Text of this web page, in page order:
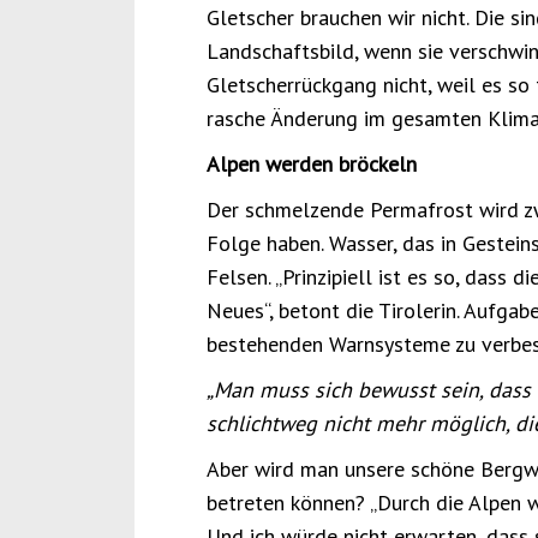
Gletscher brauchen wir nicht. Die
Landschaftsbild, wenn sie
Gletscherrückgang nicht, weil es
rasche Änderung im gesamten
Alpen werden bröckeln
Der schmelzende Permafrost wird
Folge haben. Wasser, das in
Felsen. „Prinzipiell ist es so, dass
Neues“, betont die Tirolerin.
bestehenden Warnsysteme zu
„Man muss sich bewusst sein,
schlichtweg nicht mehr möglich,
Aber wird man unsere schöne
betreten können? „Durch die